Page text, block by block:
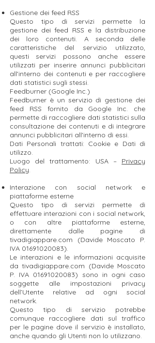
Gestione dei feed RSS
Questo tipo di servizi permette la
gestione dei feed RSS e la distribuzione
dei loro contenuti. A seconda delle
caratteristiche del servizio utilizzato,
questi servizi possono anche essere
utilizzati per inserire annunci pubblicitari
all'interno dei contenuti e per raccogliere
dati statistici sugli stessi.
Feedburner (Google Inc.)
Feedburner è un servizio di gestione dei
feed RSS fornito da Google Inc. che
permette di raccogliere dati statistici sulla
consultazione dei contenuti e di integrare
annunci pubblicitari all'interno di essi.
Dati Personali trattati: Cookie e Dati di
utilizzo.
Luogo del trattamento: USA – Privacy
Policy.
Interazione con social network e
piattaforme esterne
Questo tipo di servizi permette di
effettuare interazioni con i social network,
o con altre piattaforme esterne,
direttamente dalle pagine di
tivadigiappare.com (Davide Moscato P.
IVA 01691020083).
Le interazioni e le informazioni acquisite
da tivadigiappare.com (Davide Moscato
P. IVA 01691020083) sono in ogni caso
soggette alle impostazioni privacy
dell’Utente relative ad ogni social
network.
Questo tipo di servizio potrebbe
comunque raccogliere dati sul traffico
per le pagine dove il servizio è installato,
anche quando gli Utenti non lo utilizzano.